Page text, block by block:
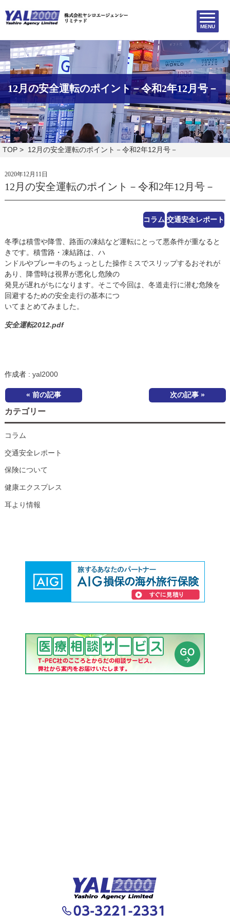
MENU
12月の安全運転のポイント－令和2年12月号－
TOP > 12月の安全運転のポイント－令和2年12月号－
2020年12月11日
12月の安全運転のポイント－令和2年12月号－
コラム 交通安全レポート
冬季は積雪や降雪、路面の凍結など運転にとって悪条件が重なると
きです。積雪路・凍結路は、ハ
ンドルやブレーキのちょっとした操作ミスでスリップするおそれが
あり、降雪時は視界が悪化し危険の
発見が遅れがちになります。そこで今回は、冬道走行に潜む危険を
回避するための安全走行の基本につ
いてまとめてみました。
安全運転2012.pdf
作成者 : yal2000
« 前の記事 次の記事 »
カテゴリー
コラム
交通安全レポート
保険について
健康エクスプレス
耳より情報